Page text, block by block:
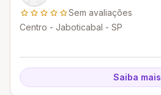
Sem avaliações
Centro - Jaboticabal - SP
Saiba mais